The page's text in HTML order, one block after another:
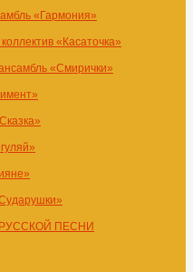
«Гармония»
«Касаточка»
«Смирички»
ПЕСНИ